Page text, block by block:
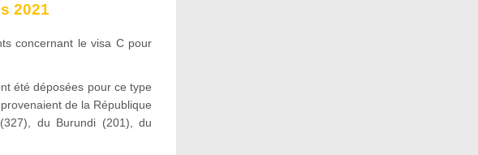
2021
concernant le visa C pour
été déposées pour ce type
de la République
du Burundi (201), du